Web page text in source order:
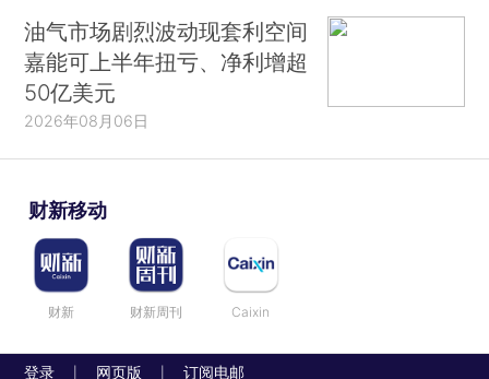
油气市场剧烈波动现套利空间
嘉能可上半年扭亏、净利增超
50亿美元
2026年08月06日
财新移动
财新 财新周刊 Caixin
登录 网页版 订阅电邮